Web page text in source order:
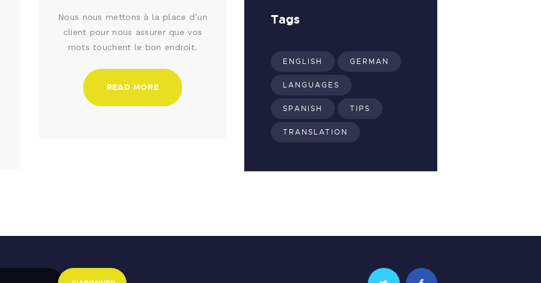
Nous nous mettons à la place d’un
client pour nous assurer que vos
mots touchent le bon endroit.
READ MORE
Tags
ENGLISH GERMAN
LANGUAGES
SPANISH TIPS
TRANSLATION